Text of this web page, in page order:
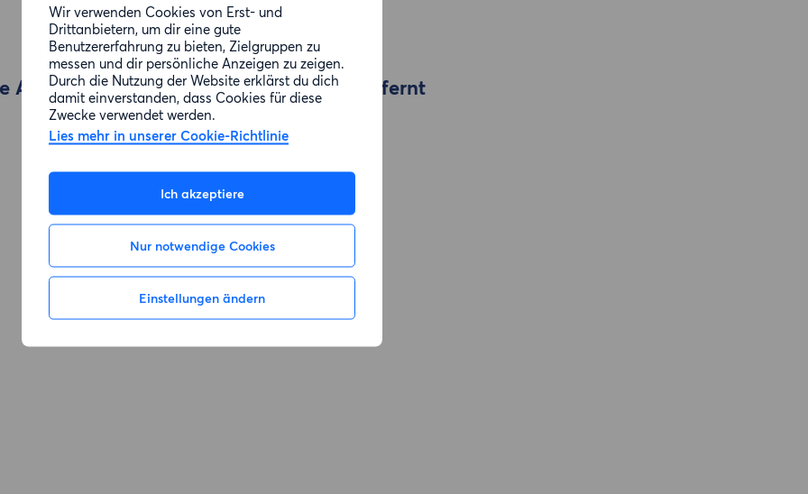
Wir verwenden Cookies von Erst- und
Drittanbietern, um dir eine gute
Benutzererfahrung zu bieten, Zielgruppen zu
messen und dir persönliche Anzeigen zu zeigen.
Durch die Nutzung der Website erklärst du dich
damit einverstanden, dass Cookies für diese
Zwecke verwendet werden.
Lies mehr in unserer Cookie-Richtlinie
Ich akzeptiere
Nur notwendige Cookies
Einstellungen ändern
Anzeige, die du gesucht hast, wurde entfernt